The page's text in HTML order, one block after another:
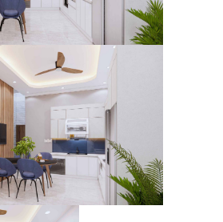
- 1 sân phơi - 1 phòng vệ sinh